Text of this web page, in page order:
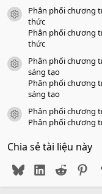
icon tài liệu
Phân phối chương
thức
Phân phối chương
thức
icon tài liệu
Phân phối chương
sáng tạo
Phân phối chương
sáng tạo
icon tài liệu
Phân phối chương
Phân phối chương
Chia sẻ tài liệu này
BlueskyLinkedIn
Reddit